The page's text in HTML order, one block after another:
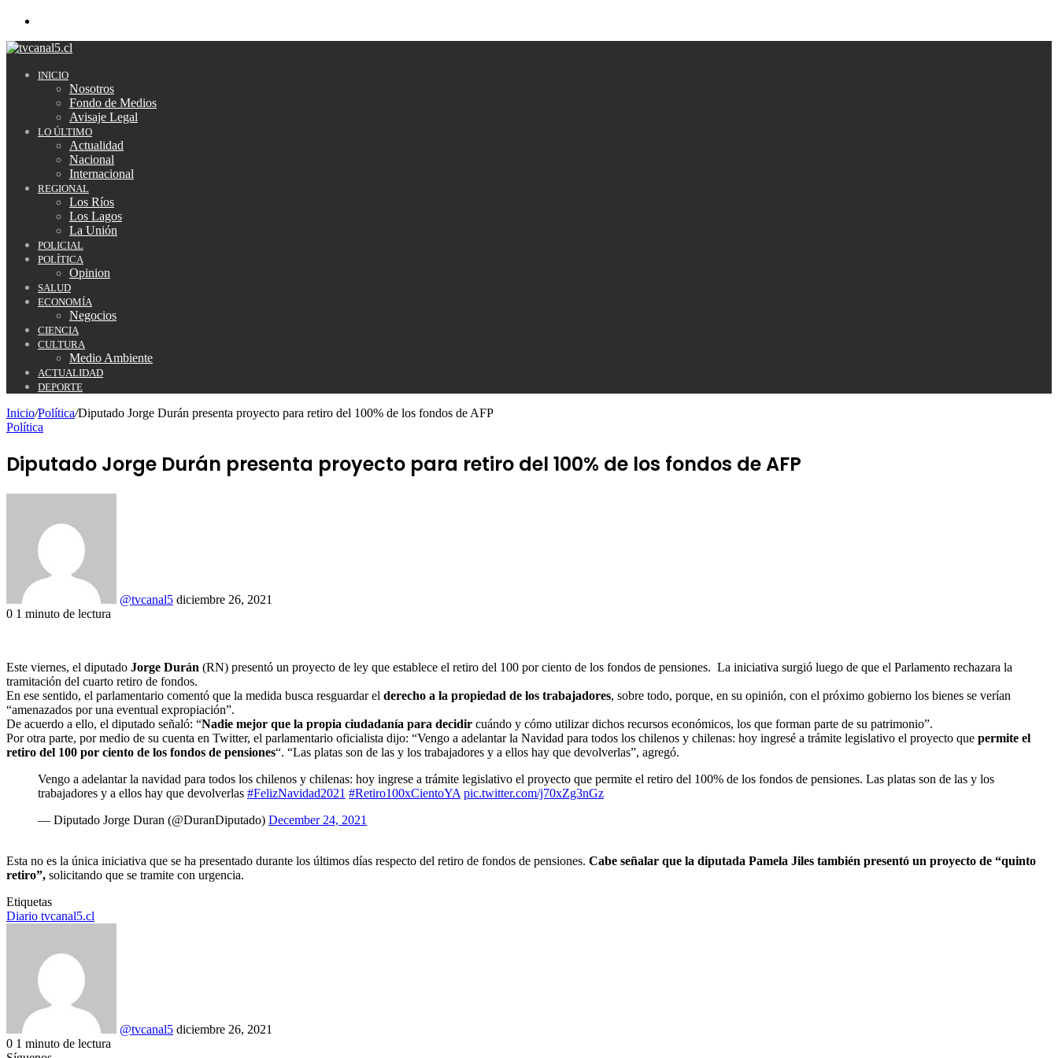
INICIO
Nosotros
Fondo de Medios
Avisaje Legal
LO ÚLTIMO
Actualidad
Nacional
Internacional
REGIONAL
Los Ríos
Los Lagos
La Unión
POLICIAL
POLÍTICA
Opinion
SALUD
ECONOMÍA
Negocios
CIENCIA
CULTURA
Medio Ambiente
ACTUALIDAD
DEPORTE
Inicio/Política/Diputado Jorge Durán presenta proyecto para retiro del 100% de los fondos de AFP
Política
Diputado Jorge Durán presenta proyecto para retiro del 100% de los fondos de AFP
@tvcanal5 diciembre 26, 2021
0 1 minuto de lectura
Este viernes, el diputado Jorge Durán (RN) presentó un proyecto de ley que establece el retiro del 100 por ciento de los fondos de pensiones. La iniciativa surgió luego de que el Parlamento rechazara la
tramitación del cuarto retiro de fondos.
En ese sentido, el parlamentario comentó que la medida busca resguardar el derecho a la propiedad de los trabajadores, sobre todo, porque, en su opinión, con el próximo gobierno los bienes se verían
“amenazados por una eventual expropiación”.
De acuerdo a ello, el diputado señaló: “Nadie mejor que la propia ciudadanía para decidir cuándo y cómo utilizar dichos recursos económicos, los que forman parte de su patrimonio”.
Por otra parte, por medio de su cuenta en Twitter, el parlamentario oficialista dijo: “Vengo a adelantar la Navidad para todos los chilenos y chilenas: hoy ingresé a trámite legislativo el proyecto que permite el
retiro del 100 por ciento de los fondos de pensiones“. “Las platas son de las y los trabajadores y a ellos hay que devolverlas”, agregó.
Vengo a adelantar la navidad para todos los chilenos y chilenas: hoy ingrese a trámite legislativo el proyecto que permite el retiro del 100% de los fondos de pensiones. Las platas son de las y los
trabajadores y a ellos hay que devolverlas #FelizNavidad2021 #Retiro100xCientoYA pic.twitter.com/j70xZg3nGz
— Diputado Jorge Duran (@DuranDiputado) December 24, 2021
Esta no es la única iniciativa que se ha presentado durante los últimos días respecto del retiro de fondos de pensiones. Cabe señalar que la diputada Pamela Jiles también presentó un proyecto de “quinto
retiro”, solicitando que se tramite con urgencia.
Etiquetas
Diario tvcanal5.cl
@tvcanal5 diciembre 26, 2021
0 1 minuto de lectura